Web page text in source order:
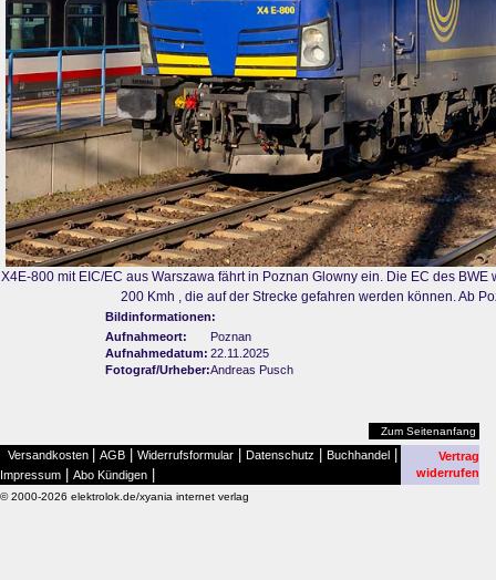
X4E-800 mit EIC/EC aus Warszawa fährt in Poznan Glowny ein. Die EC des
200 Kmh , die auf der Strecke gefahren werden können. Ab
Bildinformationen:
Aufnahmeort:
Poznan
Aufnahmedatum: 22.11.2025
Fotograf/Urheber:Andreas Pusch
Zum Seitenanfang
Versandkosten AGB Widerrufsformular Datenschutz Buchhandel
Impressum Abo Kündigen
Vertrag
widerrufen
© 2000-2026 elektrolok.de/xyania internet verlag